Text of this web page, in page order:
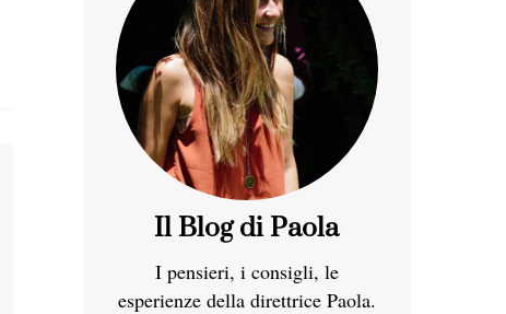
Il Blog di Paola
I pensieri, i consigli, le
esperienze della direttrice Paola.